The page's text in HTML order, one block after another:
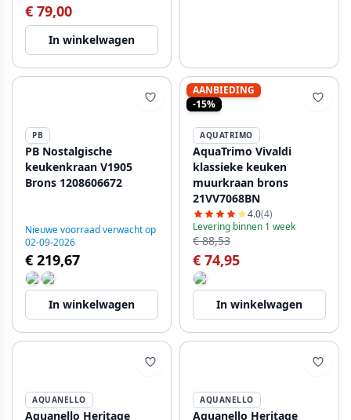
€ 79,00
In winkelwagen
PB
PB Nostalgische
keukenkraan V1905
Brons 1208606672
Nieuwe voorraad verwacht op
02-09-2026
€ 219,67
In winkelwagen
AANBIEDING
-15%
AQUATRIMO
AquaTrimo Vivaldi
klassieke keuken
muurkraan brons
21VV7068BN
4.0(4)
Levering binnen 1 week
€ 88,53
€ 74,95
In winkelwagen
AQUANELLO
Aquanello Heritage
AQUANELLO
Aquanello Heritage